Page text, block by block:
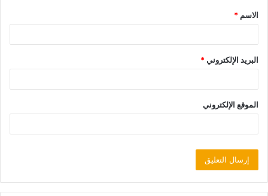
الاسم *
البريد الإلكتروني*
الموقع الإلكتروني